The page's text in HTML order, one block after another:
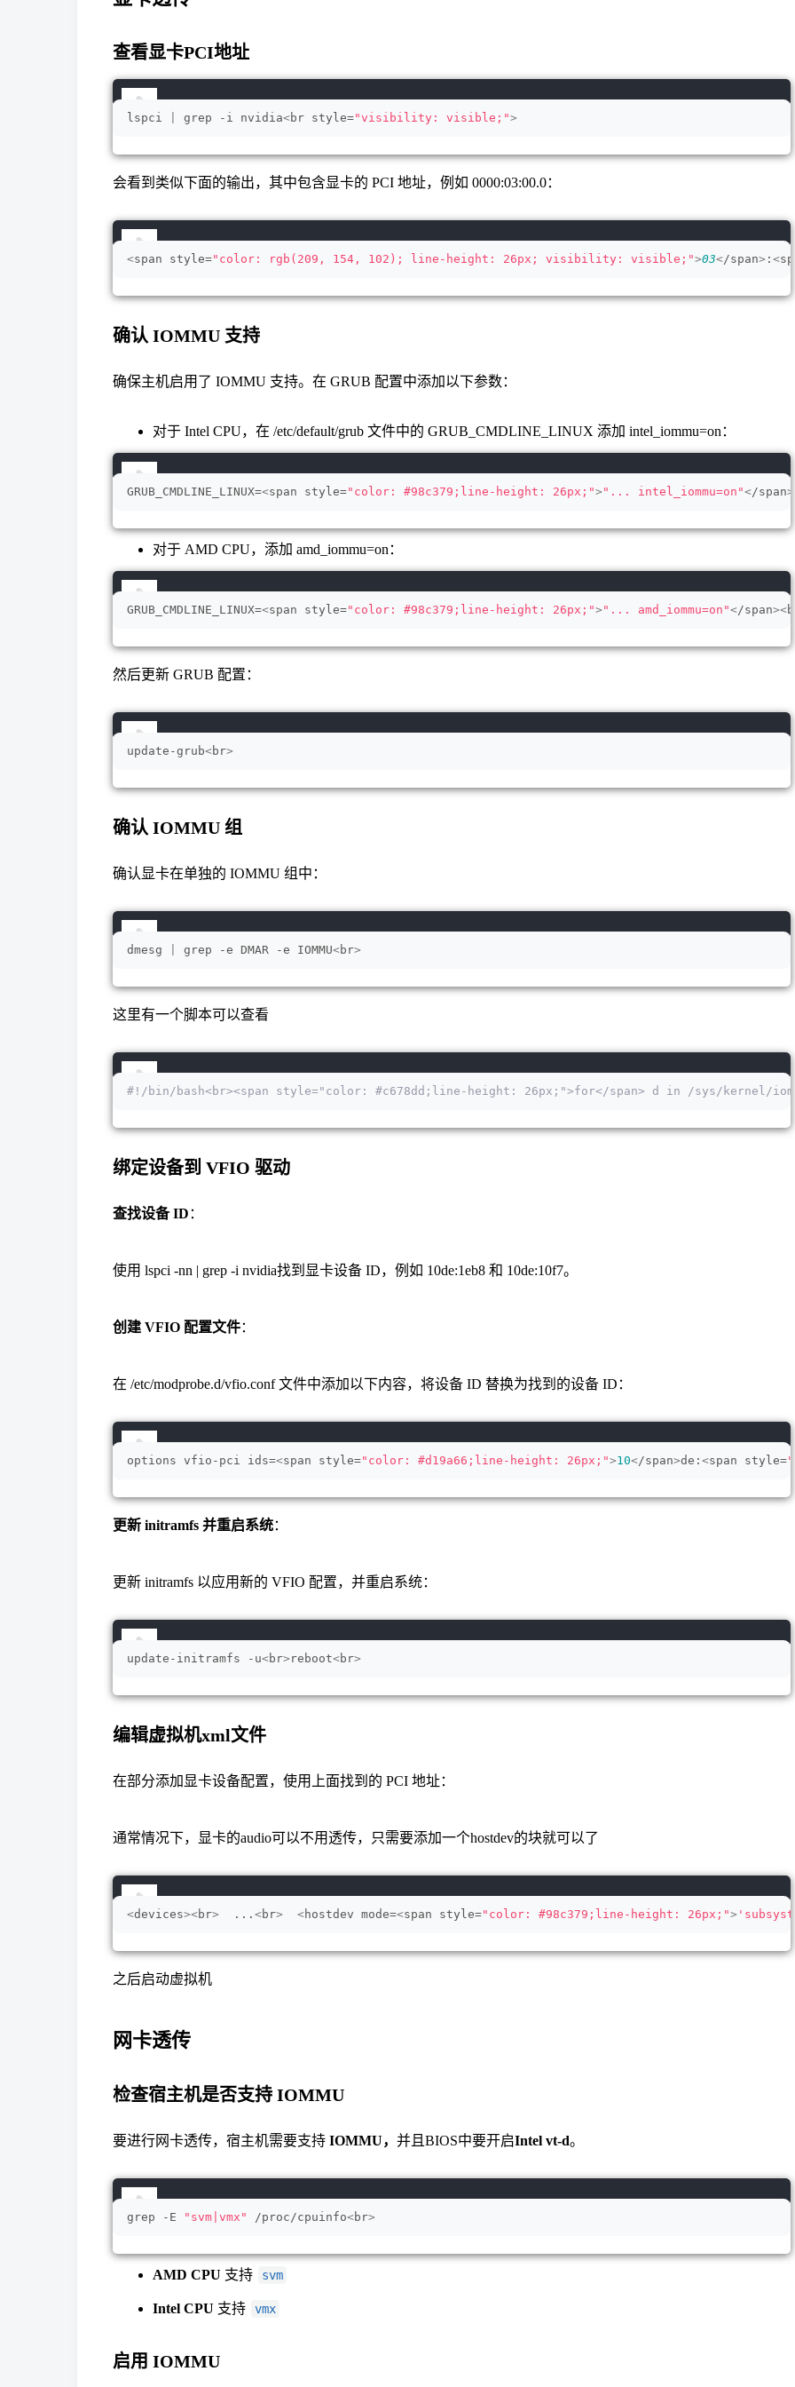
查看显卡PCI地址
lspci grep -i nvidia<br style="visibility: visible;">
会看到类似下面的输出，其中包含显卡的 PCI 地址，例如 0000:03:00.0：
<span style="color: rgb(209, 154, 102); line-height: 26px; visibility: visible;">03</span> : <
确认 IOMMU 支持
确保主机启用了 IOMMU 支持。在 GRUB 配置中添加以下参数：
对于 Intel CPU，在 /etc/default/grub 文件中的 GRUB_CMDLINE_LINUX 添加 intel_iommu=on：
GRUB_CMDLINE_LINUX=<span style="color: #98c379;line-height: 26px;"> "... intel_iommu=on"</span><
对于 AMD CPU，添加 amd_iommu=on：
GRUB_CMDLINE_LINUX=<span style="color: #98c379;line-height: 26px;"> "... amd_iommu=on"</span><br
然后更新 GRUB 配置：
update-grub<br>
确认 IOMMU 组
确认显卡在单独的 IOMMU 组中：
dmesg grep -e DMAR -e IOMMU<br>
这里有一个脚本可以查看
#!/bin/bash<br><span style="color: #c678dd;line-height: 26px;">for</span> d in /sys/
绑定设备到 VFIO 驱动
查找设备 ID ：
使用 lspci -nn | grep -i nvidia找到显卡设备 ID，例如 10de:1eb8 和 10de:10f7。
创建 VFIO 配置文件：
在 /etc/modprobe.d/vfio.conf 文件中添加以下内容，将设备 ID 替换为找到的设备 ID：
options vfio-pci ids=<span style="color: #d19a66;line-height: 26px;">10</span>de: <span style=
更新 initramfs 并重启系统：
更新 initramfs 以应用新的 VFIO 配置，并重启系统：
update-initramfs -u<br> reboot<br>
编辑虚拟机xml文件
在部分添加显卡设备配置，使用上面找到的 PCI 地址：
通常情况下，显卡的audio可以不用透传，只需要添加一个hostdev的块就可以了
<devices><br>
  ...
<br> <hostdev mode=<span style="color: #98c379;line-height: 26px;">
之后启动虚拟机
网卡透传
检查宿主机是否支持 IOMMU
要进行网卡透传，宿主机需要支持 IOMMU， 并且BIOS中要开启Intel vt-d。
grep -E "svm|vmx" /proc/cpuinfo<br>
AMD CPU 支持 svm
Intel CPU 支持 vmx
启用 IOMMU